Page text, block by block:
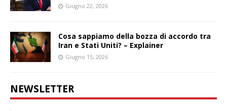
Giugno 22, 2026
Cosa sappiamo della bozza di accordo tra
Iran e Stati Uniti? – Explainer
Giugno 15, 2026
NEWSLETTER